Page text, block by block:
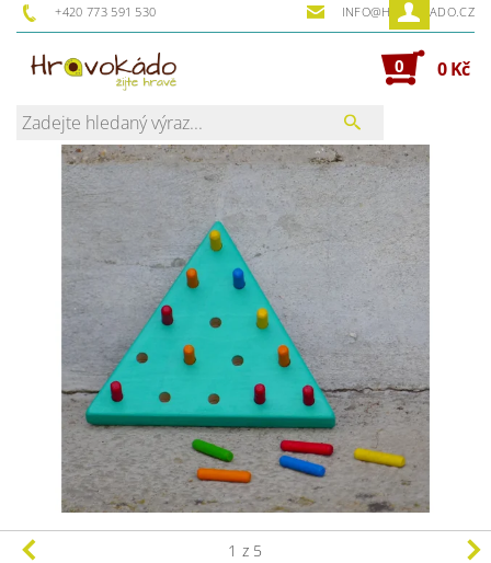
+420 773 591 530 INFO@HRAVOKADO.CZ
0 0 Kč
1 z 5